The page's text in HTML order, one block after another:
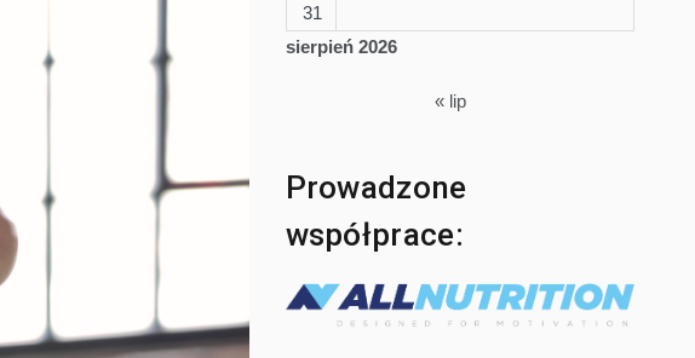
sierpień 2026
31
« lip
Prowadzone
współprace: